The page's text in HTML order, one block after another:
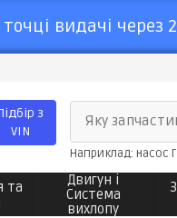
видачі
з
VIN
Яку
Наприклад: насос
та
Двигун і
Система
вихлопу